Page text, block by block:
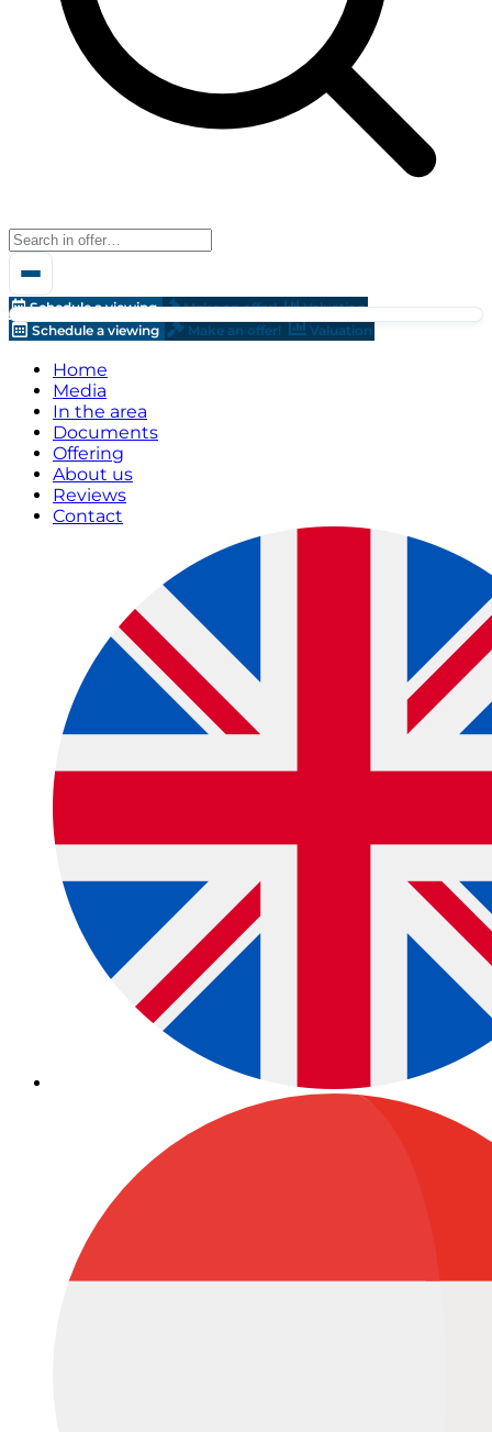
Schedule a viewing Make an offer!
Valuation
Schedule a viewing
Make an offer! Valuation
Home
Media
In the area
Documents
Offering
About us
Reviews
Contact